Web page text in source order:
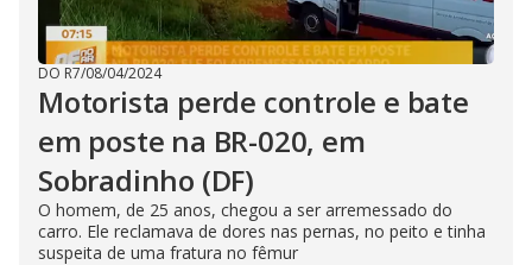
DO R7/08/04/2024
Motorista perde controle e bate
em poste na BR-020, em
Sobradinho (DF)
O homem, de 25 anos, chegou a ser arremessado do
carro. Ele reclamava de dores nas pernas, no peito e tinha
suspeita de uma fratura no fêmur